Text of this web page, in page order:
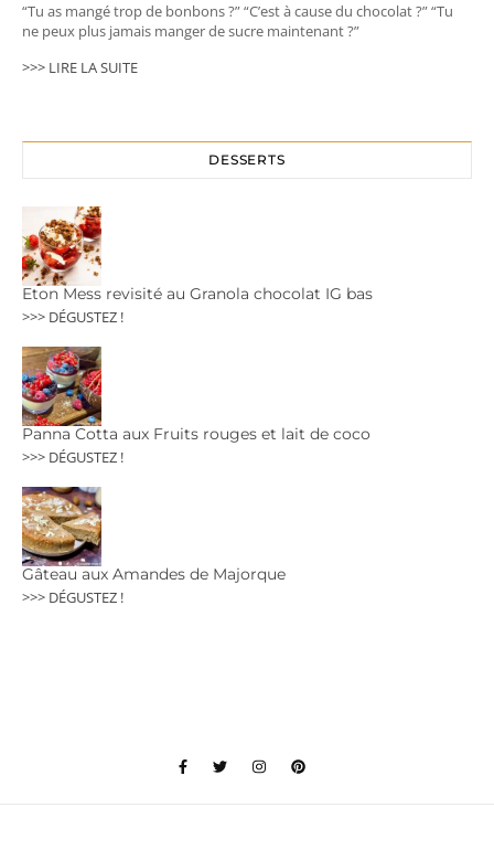
“Tu as mangé trop de bonbons ?” “C’est à cause du chocolat ?” “Tu
ne peux plus jamais manger de sucre maintenant ?”
>>> LIRE LA SUITE
DESSERTS
Eton Mess revisité au Granola chocolat IG bas
>>> DÉGUSTEZ !
Panna Cotta aux Fruits rouges et lait de coco
>>> DÉGUSTEZ !
Gâteau aux Amandes de Majorque
>>> DÉGUSTEZ !